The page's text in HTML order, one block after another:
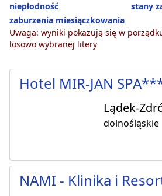
niepłodność
stany
zaburzenia miesiączkowania
Uwaga: wyniki pokazują się w
losowo wybranej litery
Hotel MIR-JAN
Lądek-
dolnośląskie
NAMI - Klinika i